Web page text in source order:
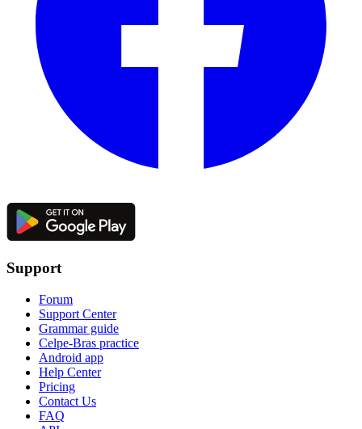
Support
Forum
Support Center
Grammar guide
Celpe-Bras practice
Android app
Help Center
Pricing
Contact Us
FAQ